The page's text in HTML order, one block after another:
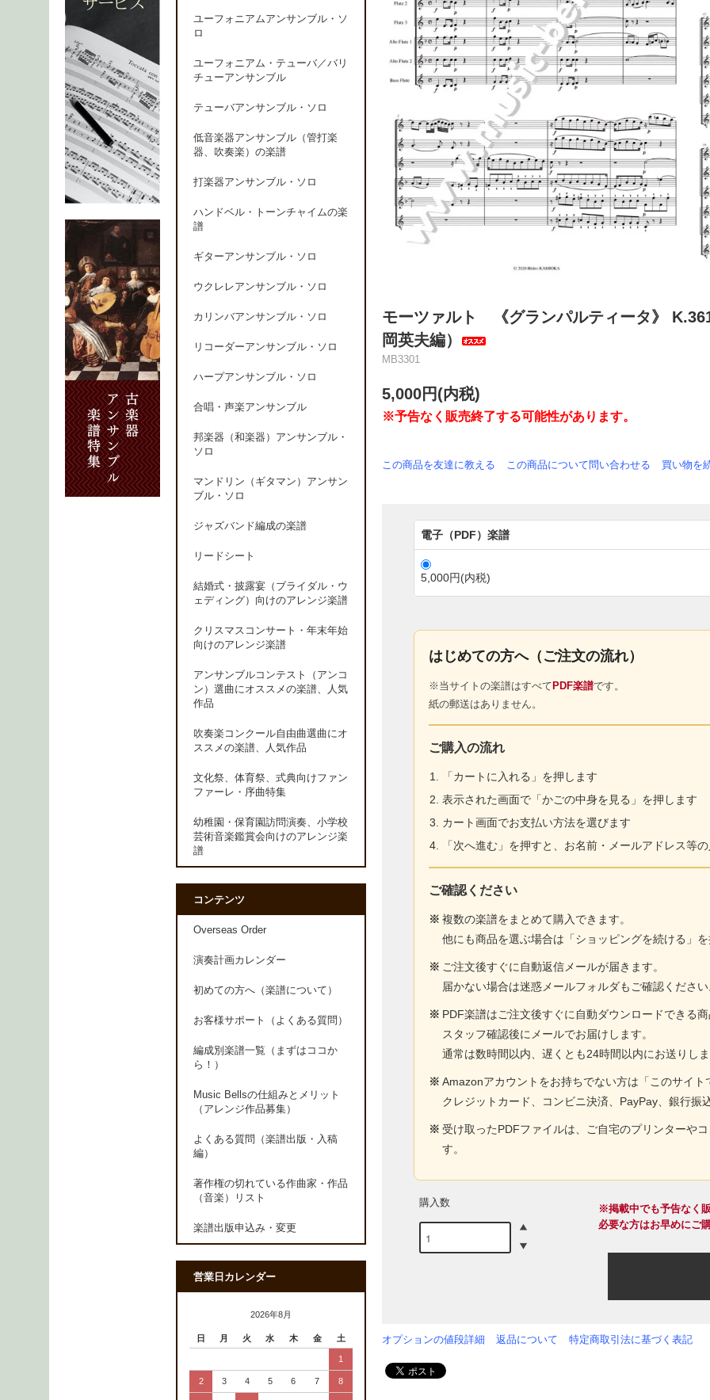
モーツァルト 《グランパルティータ》
岡英夫編）
MB3301
5,000円(内税)
※予告なく販売終了する可能性があります。
この商品を友達に教える この商品について問い合わせる 買い物を
電子（PDF）楽譜
5,000円(内税)
はじめての方へ（ご注文の流れ）
※当サイトの楽譜はすべて PDF楽譜です。
紙の郵送はありません。
ご購入の流れ
「カートに入れる」を押します
表示された画面で「かごの中身を見る」を押します
カート画面でお支払い方法を選びます
「次へ進む」を押すと、お名前・メールアドレス等
ご確認ください
※ 複数の楽譜をまとめて購入できます。
他にも商品を選ぶ場合は「ショッピングを続ける」
※ ご注文後すぐに自動返信メールが届きます。
届かない場合は迷惑メールフォルダもご確認くださ
※ PDF楽譜はご注文後すぐに自動ダウンロードできる
スタッフ確認後にメールでお届けします。
通常は数時間以内、遅くとも24時間以内にお送りし
※ Amazonアカウントをお持ちでない方は「このサイ
クレジットカード、コンビニ決済、PayPay、銀行振
※ 受け取ったPDFファイルは、ご自宅のプリンターや
す。
購入数
※掲載中でも予告なく
必要な方はお早めにご
オプションの値段詳細 返品について 特定商取引法に基づく表記
ユーフォニアムアンサンブル・ソ
ロ
ユーフォニアム・テューバ／バリ
チューアンサンブル
テューバアンサンブル・ソロ
低音楽器アンサンブル（管打楽
器、吹奏楽）の楽譜
打楽器アンサンブル・ソロ
ハンドベル・トーンチャイムの楽
譜
ギターアンサンブル・ソロ
ウクレレアンサンブル・ソロ
カリンバアンサンブル・ソロ
リコーダーアンサンブル・ソロ
ハープアンサンブル・ソロ
合唱・声楽アンサンブル
邦楽器（和楽器）アンサンブル・
ソロ
マンドリン（ギタマン）アンサン
ブル・ソロ
ジャズバンド編成の楽譜
リードシート
結婚式・披露宴（ブライダル・ウ
ェディング）向けのアレンジ楽譜
クリスマスコンサート・年末年始
向けのアレンジ楽譜
アンサンブルコンテスト（アンコ
ン）選曲にオススメの楽譜、人気
作品
吹奏楽コンクール自由曲選曲にオ
ススメの楽譜、人気作品
文化祭、体育祭、式典向けファン
ファーレ・序曲特集
幼稚園・保育園訪問演奏、小学校
芸術音楽鑑賞会向けのアレンジ楽
譜
コンテンツ
Overseas Order
演奏計画カレンダー
初めての方へ（楽譜について）
お客様サポート（よくある質問）
編成別楽譜一覧（まずはココか
ら！）
Music Bellsの仕組みとメリット
（アレンジ作品募集）
よくある質問（楽譜出版・入稿
編）
著作権の切れている作曲家・作品
（音楽）リスト
楽譜出版申込み・変更
営業日カレンダー
2026年8月
日 月 火 水 木 金 土
1
2 3 4 5 6 7 8